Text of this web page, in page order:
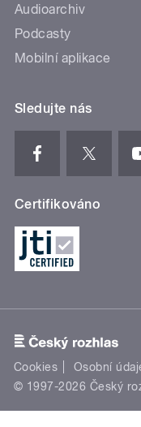
Audioarchiv
Podcasty
Mobilní aplikace
Sledujte nás
Certifikováno
Cookies Osobní
© 1997-2026 Český